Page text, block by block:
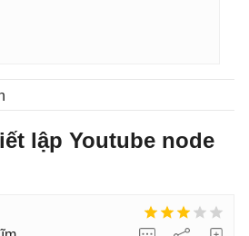
lập Youtube node